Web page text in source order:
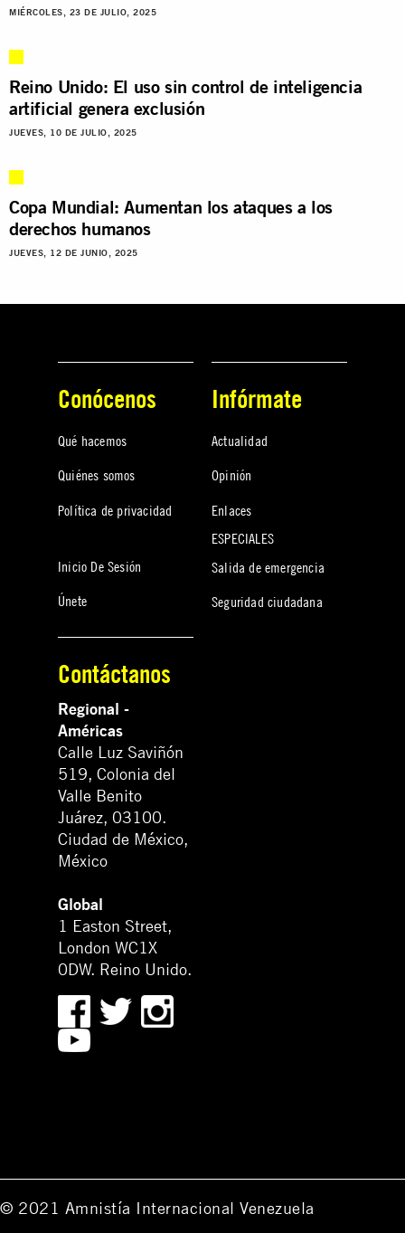
MIÉRCOLES, 23 DE JULIO, 2025
Reino Unido: El uso sin control de inteligencia
artificial genera exclusión
JUEVES, 10 DE JULIO, 2025
Copa Mundial: Aumentan los ataques a los
derechos humanos
JUEVES, 12 DE JUNIO, 2025
Conócenos
Qué hacemos
Quiénes somos
Política de privacidad
Inicio De Sesión
Únete
Infórmate
Actualidad
Opinión
Enlaces
ESPECIALES
Salida de emergencia
Seguridad ciudadana
Contáctanos
Regional -
Américas
Calle Luz Saviñón
519, Colonia del
Valle Benito
Juárez, 03100.
Ciudad de México,
México
Global
1 Easton Street,
London WC1X
0DW. Reino Unido.
© 2021 Amnistía Internacional Venezuela